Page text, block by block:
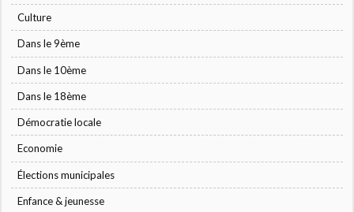
Culture
Dans le 9ème
Dans le 10ème
Dans le 18ème
Démocratie locale
Economie
Élections municipales
Enfance & jeunesse